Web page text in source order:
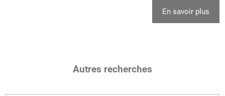
En savoir plus
Autres recherches